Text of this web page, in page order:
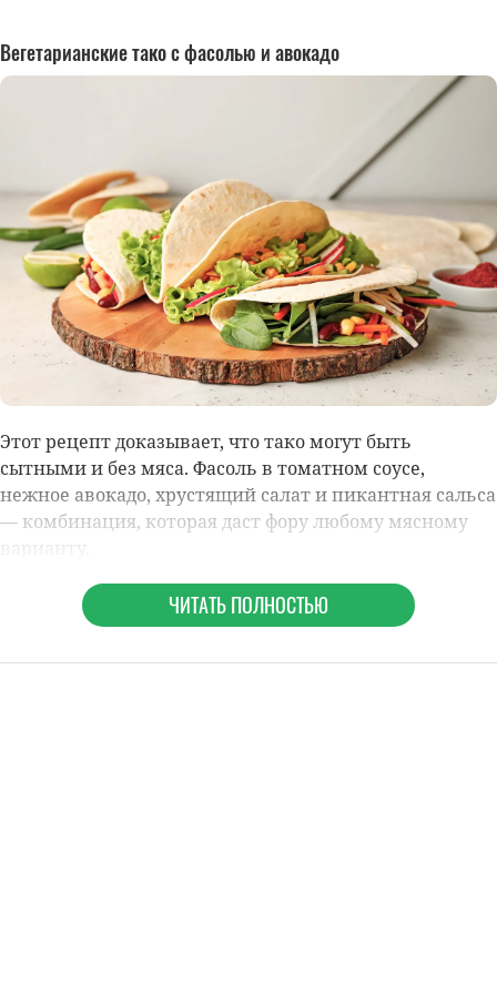
Вегетарианские тако с фасолью и авокадо
Этот рецепт доказывает, что тако могут быть
сытными и без мяса. Фасоль в томатном соусе,
нежное авокадо, хрустящий салат и пикантная сальса
— комбинация, которая даст фору любому мясному
ЧИТАТЬ ПОЛНОСТЬЮ